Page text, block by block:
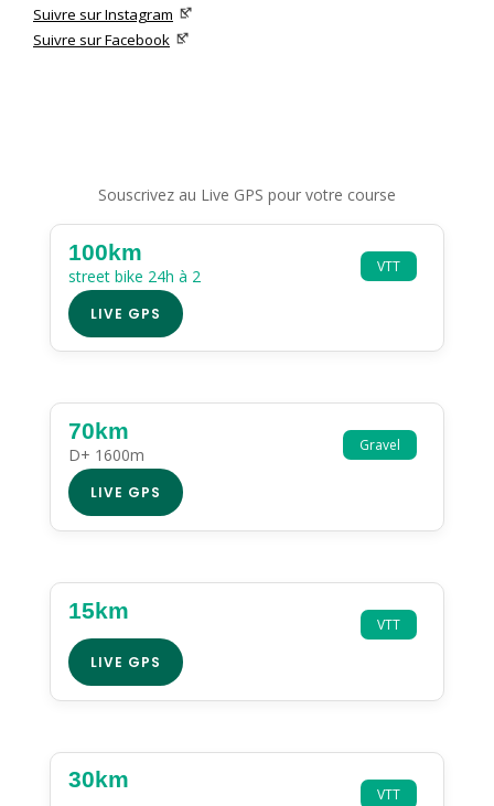
Suivre sur Instagram
Suivre sur Facebook
Souscrivez au Live GPS pour votre course
VTT
100km
street bike 24h à 2
LIVE GPS
Gravel
70km
D+ 1600m
LIVE GPS
VTT
15km
LIVE GPS
VTT
30km